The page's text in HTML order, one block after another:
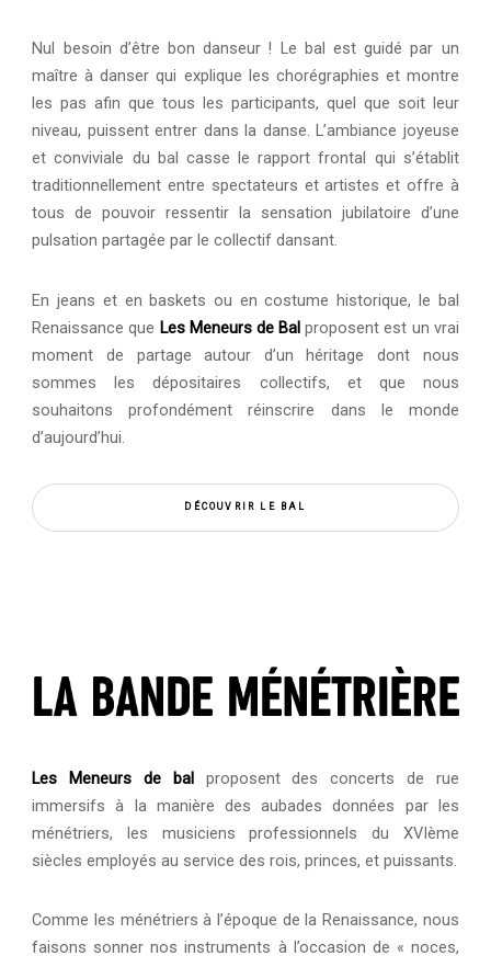
Nul besoin d’être bon danseur ! Le bal est guidé par un
maître à danser qui explique les chorégraphies et montre
les pas afin que tous les participants, quel que soit leur
niveau, puissent entrer dans la danse. L’ambiance joyeuse
et conviviale du bal casse le rapport frontal qui s’établit
traditionnellement entre spectateurs et artistes et offre à
tous de pouvoir ressentir la sensation jubilatoire d’une
pulsation partagée par le collectif dansant.
En jeans et en baskets ou en costume historique, le bal
Renaissance que Les Meneurs de Bal proposent est un vrai
moment de partage autour d’un héritage dont nous
sommes les dépositaires collectifs, et que nous
souhaitons profondément réinscrire dans le monde
d’aujourd’hui.
DÉCOUVRIR LE BAL
Les Meneurs de balproposent des concerts de rue
immersifs à la manière des aubades données par les
ménétriers, les musiciens professionnels du XVIème
siècles employés au service des rois, princes, et puissants.
Comme les ménétriers à l’époque de la Renaissance, nous
faisons sonner nos instruments à l’occasion de « noces,